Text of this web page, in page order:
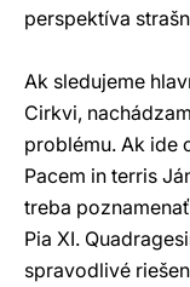
perspektíva
Ak sledujeme
Cirkvi,
problému. Ak ide
Pacem in terris
treba
Pia XI.
spravodlivé